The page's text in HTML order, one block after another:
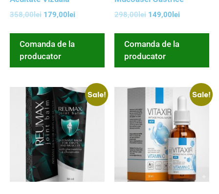
358,00lei 179,00 lei
Comanda de la
producator
298,00lei 149,00 lei
Comanda de la
producator
Sale! Sale!